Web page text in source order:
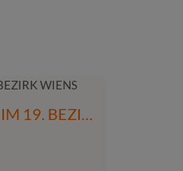
WOHNEN AM WASSER IM 19. BEZIRK WIENS